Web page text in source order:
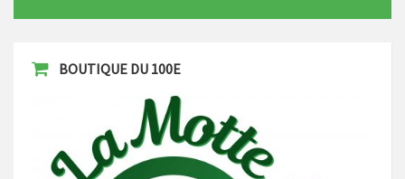
BOUTIQUE DU 100E